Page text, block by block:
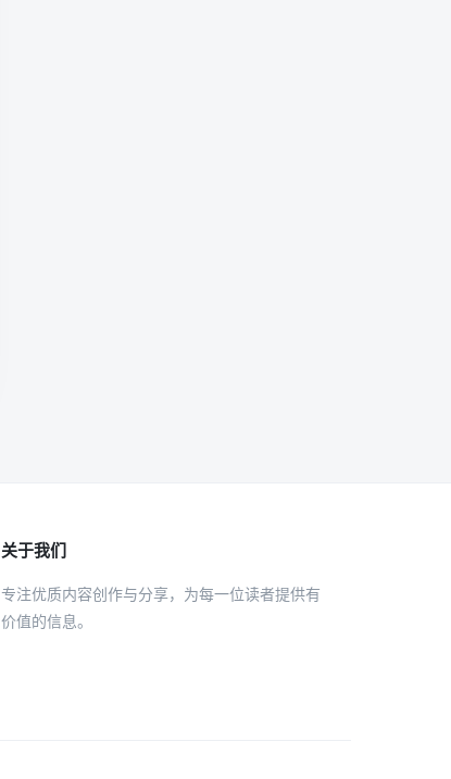
关于我们
专注优质内容创作与分享，为每一位读者提供有
价值的信息。